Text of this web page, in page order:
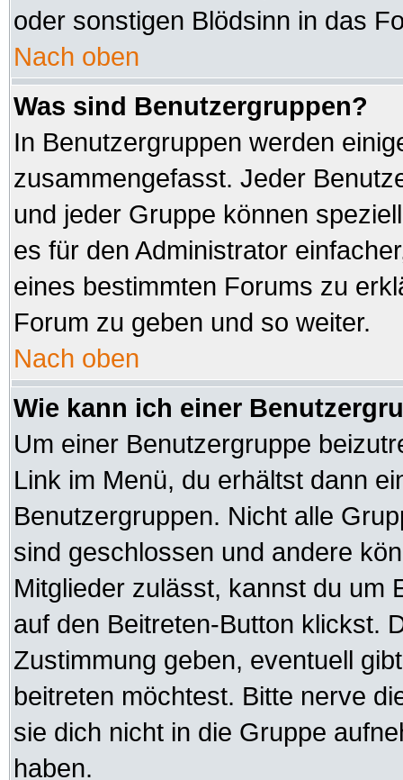
oder sonstigen Blödsinn in das
Nach oben
Was sind Benutzergruppen?
In Benutzergruppen werden
zusammengefasst. Jeder
und jeder Gruppe können
es für den Administrator
eines bestimmten Forums zu
Forum zu geben und so weiter.
Nach oben
Wie kann ich einer
Um einer Benutzergruppe
Link im Menü, du erhältst dann
Benutzergruppen. Nicht alle
sind geschlossen und andere
Mitglieder zulässt, kannst du um
auf den Beitreten-Button klickst.
Zustimmung geben, eventuell
beitreten möchtest. Bitte nerve
sie dich nicht in die Gruppe
haben.